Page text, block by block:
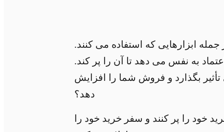
ابزارهایی که استفاده می کنند.
به نفس می دهد تا آن را پر کند.
بگذارد و فروش شما را افزایش
دهد؟
خود را پر کنند و سفر خرید خود را